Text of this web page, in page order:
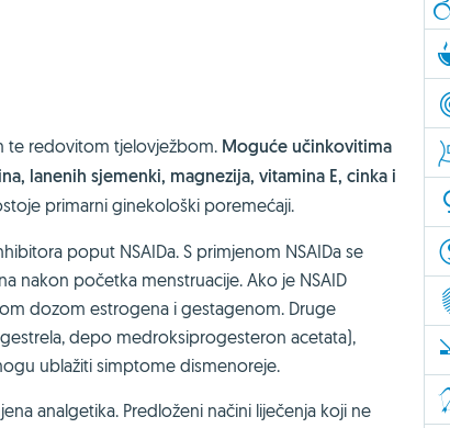
te redovitom tjelovježbom. Moguće učinkovitima
lanenih sjemenki, magnezija, vitamina E, cinka i
primarni ginekološki poremećaji.
poput NSAIDa. S primjenom NSAIDa se
nakon početka menstruacije. Ako je NSAID
dozom estrogena i gestagenom. Druge
depo medroksiprogesteron acetata),
ublažiti simptome dismenoreje.
analgetika. Predloženi načini liječenja koji ne